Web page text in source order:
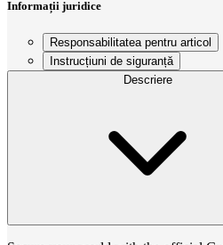
Informații juridice
Responsabilitatea pentru articol
Instrucțiuni de siguranță
Descriere